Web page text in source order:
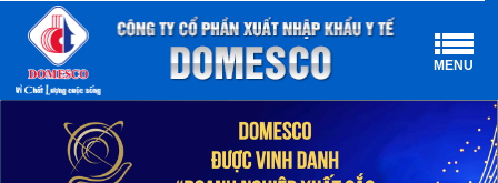
MENU